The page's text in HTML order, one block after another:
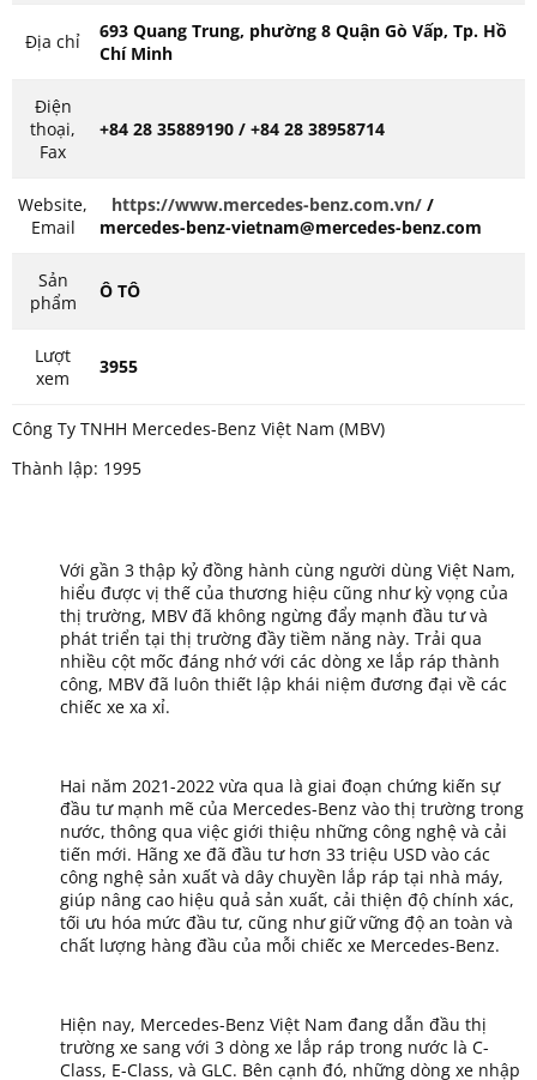
Địa chỉ
693 Quang Trung, phường 8 Quận Gò Vấp, Tp. Hồ
Chí Minh
Điện
thoại,
Fax
+84 28 35889190 / +84 28 38958714
Website,
Email
https://www.mercedes-benz.com.vn/ /
mercedes-benz-vietnam@mercedes-benz.com
Sản
phẩm
Ô TÔ
Lượt
xem
3955
Công Ty TNHH Mercedes-Benz Việt Nam (MBV)
Thành lập: 1995
Với gần 3 thập kỷ đồng hành cùng người dùng Việt Nam,
hiểu được vị thế của thương hiệu cũng như kỳ vọng của
thị trường, MBV đã không ngừng đẩy mạnh đầu tư và
phát triển tại thị trường đầy tiềm năng này. Trải qua
nhiều cột mốc đáng nhớ với các dòng xe lắp ráp thành
công, MBV đã luôn thiết lập khái niệm đương đại về các
chiếc xe xa xỉ.
Hai năm 2021-2022 vừa qua là giai đoạn chứng kiến sự
đầu tư mạnh mẽ của Mercedes-Benz vào thị trường trong
nước, thông qua việc giới thiệu những công nghệ và cải
tiến mới. Hãng xe đã đầu tư hơn 33 triệu USD vào các
công nghệ sản xuất và dây chuyền lắp ráp tại nhà máy,
giúp nâng cao hiệu quả sản xuất, cải thiện độ chính xác,
tối ưu hóa mức đầu tư, cũng như giữ vững độ an toàn và
chất lượng hàng đầu của mỗi chiếc xe Mercedes-Benz.
Hiện nay, Mercedes-Benz Việt Nam đang dẫn đầu thị
trường xe sang với 3 dòng xe lắp ráp trong nước là C-
Class, E-Class, và GLC. Bên cạnh đó, những dòng xe nhập